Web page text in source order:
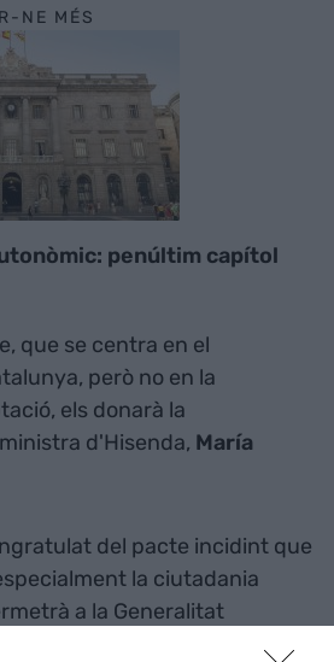
NE MÉS
penúltim capítol
que se centra en el
però no en la
els donarà la
d'Hisenda, María
del pacte incidint que
la ciutadania
a la Generalitat